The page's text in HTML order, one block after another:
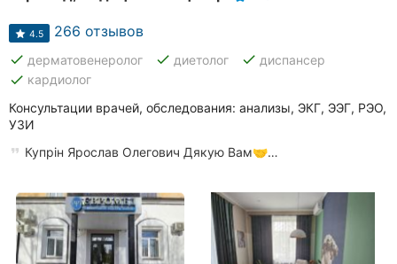
4.5 266 отзывов
done дерматовенеролог done диетолог done диспансер
done кардиолог
Консультации врачей, обследования: анализы, ЭКГ, ЭЭГ, РЭО,
УЗИ
Купрін Ярослав Олегович Дякую Вам🤝…